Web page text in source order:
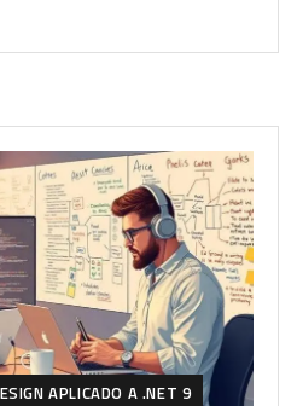
APLICADO A .NET 9